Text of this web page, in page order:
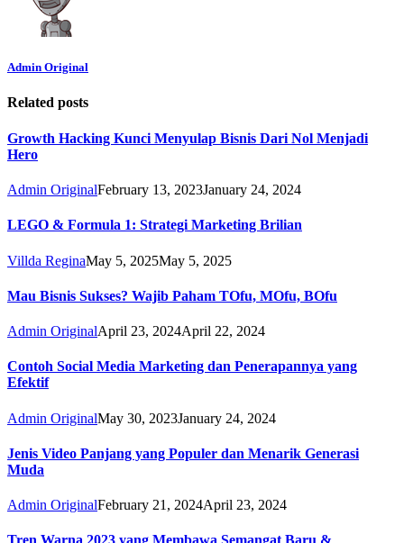
Admin Original
Related posts
Growth Hacking Kunci Menyulap Bisnis Dari Nol Menjadi
Hero
Admin OriginalFebruary 13, 2023January 24, 2024
LEGO & Formula 1: Strategi Marketing Brilian
Villda ReginaMay 5, 2025May 5, 2025
Mau Bisnis Sukses? Wajib Paham TOfu, MOfu, BOfu
Admin OriginalApril 23, 2024April 22, 2024
Contoh Social Media Marketing dan Penerapannya yang
Efektif
Admin OriginalMay 30, 2023January 24, 2024
Jenis Video Panjang yang Populer dan Menarik Generasi
Muda
Admin OriginalFebruary 21, 2024April 23, 2024